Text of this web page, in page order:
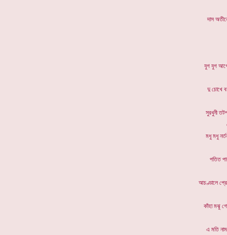
দাস
যুগ যুগ
দু
মধু
পতিত
আচণ্ডালে
কাঁহা
এ মতি